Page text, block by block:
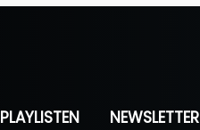
PLAYLISTEN NEWSLETTER